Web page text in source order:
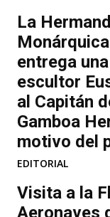
La
entrega
escultor
al Capitán
Gamboa
motivo del
EDITORIAL
Visita a la
Aeronaves